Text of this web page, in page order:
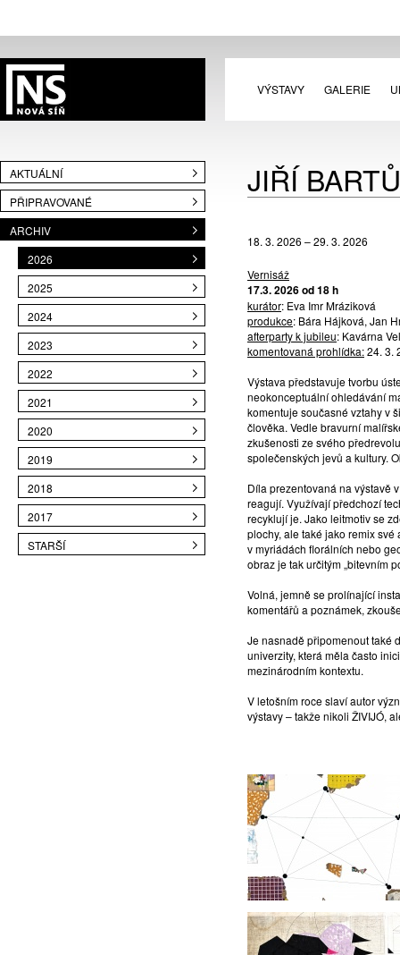
VÝSTAVY GALERIE
AKTUÁLNÍ
PŘIPRAVOVANÉ
ARCHIV
2026
2025
2024
2023
2022
2021
2020
2019
2018
2017
STARŠÍ
JIŘÍ
18. 3. 2026 – 29. 3. 2026
Vernisáž
17.3. 2026 od 18 h
kurátor: Eva Imr Mráziková
produkce: Bára Hájková, Jan
afterparty k jubileu: Kavárna
komentovaná prohlídka:24. 3.
Výstava představuje tvorbu
neokonceptuální ohledávání
komentuje současné vztahy v
člověka. Vedle bravurní
zkušenosti ze svého
společenských jevů a kultury.
Díla prezentovaná na výstavě
reagují. Využívají předchozí
recyklují je. Jako leitmotiv se
plochy, ale také jako remix
v myriádách florálních nebo
obraz je tak určitým „bitevním
Volná, jemně se prolínající
komentářů a poznámek,
Je nasnadě připomenout také
univerzity, která měla často
mezinárodním kontextu.
V letošním roce slaví autor
výstavy – takže nikoli ŽIVIJÓ,